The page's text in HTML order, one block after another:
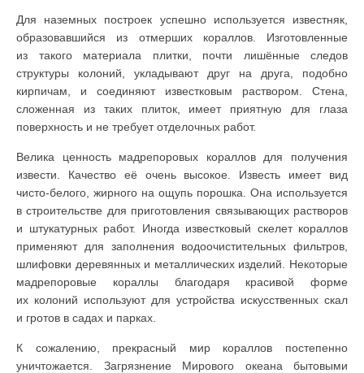
Для наземных построек успешно используется известняк,
образовавшийся из отмерших кораллов. Изготовленные
из такого материала плитки, почти лишённые следов
структуры колоний, укладывают друг на друга, подобно
кирпичам, и соединяют известковым раствором. Стена,
сложенная из таких плиток, имеет приятную для глаза
поверхность и не требует отделочных работ.
Велика ценность мадрепоровых кораллов для получения
извести. Качество её очень высокое. Известь имеет вид
чисто-белого, жирного на ощупь порошка. Она используется
в строительстве для приготовления связывающих растворов
и штукатурных работ. Иногда известковый скелет кораллов
применяют для заполнения водоочистительных фильтров,
шлифовки деревянных и металлических изделий. Некоторые
мадрепоровые кораллы благодаря красивой форме
их колоний используют для устройства искусственных скал
и гротов в садах и парках.
К сожалению, прекрасный мир кораллов постепенно
уничтожается. Загрязнение Мирового океана бытовыми